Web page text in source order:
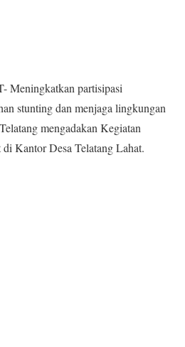
Meningkatkan partisipasi
stunting dan menjaga lingkungan
mengadakan Kegiatan
Kantor Desa Telatang Lahat.